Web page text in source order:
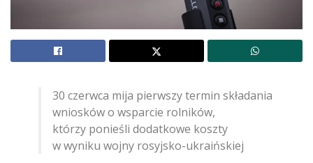
30 czerwca mija pierwszy termin składania
wniosków o wsparcie rolników,
którzy ponieśli dodatkowe koszty
w wyniku wojny rosyjsko-ukraińskiej